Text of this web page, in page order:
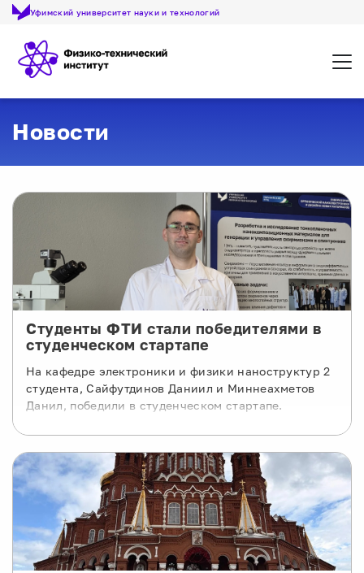
Уфимский университет науки и технологий
Новости
Студенты ФТИ стали победителями в
студенческом стартапе
На кафедре электроники и физики наноструктур 2
студента, Сайфутдинов Даниил и Миннеахметов
Данил, победили в студенческом стартапе.